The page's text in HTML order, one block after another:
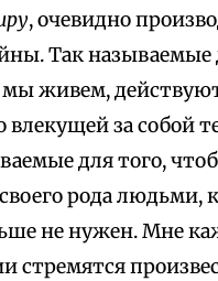
, очевидно
Так называемые
живем,
влекущей за собой
для того,
рода людьми,
не нужен. Мне
стремятся